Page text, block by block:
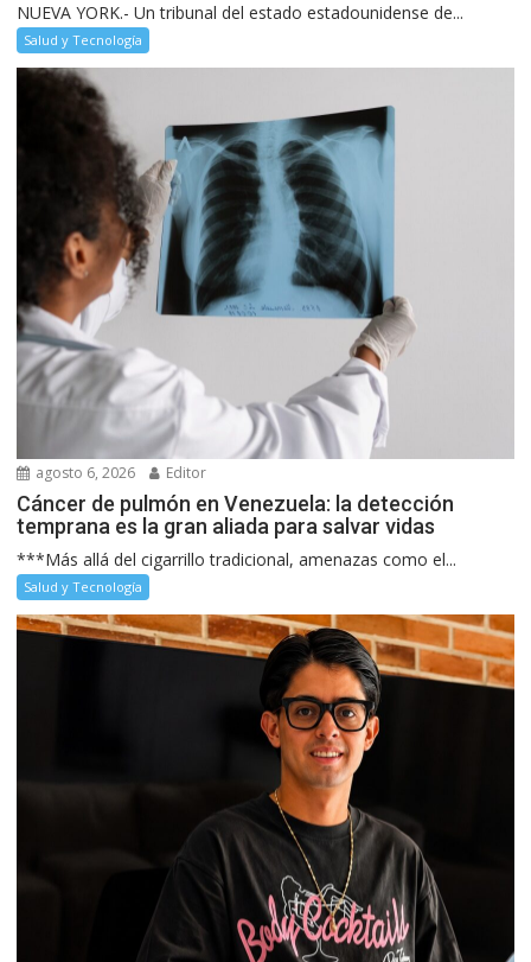
NUEVA YORK.- Un tribunal del estado estadounidense de...
Salud y Tecnología
agosto 6, 2026 Editor
Cáncer de pulmón en Venezuela: la detección
temprana es la gran aliada para salvar vidas
***Más allá del cigarrillo tradicional, amenazas como el...
Salud y Tecnología